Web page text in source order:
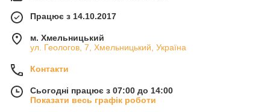
Працює з 14.10.2017
м. Хмельницький
ул. Геологов, 7, Хмельницький, Україна
Контакти
Сьогодні працює з 07:00 до 14:00
Показати весь графік роботи